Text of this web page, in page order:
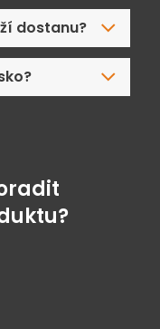
dostanu?